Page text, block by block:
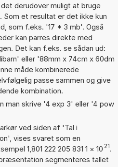
derudover muligt at bruge
Som et resultat er det ikke kun
som f.eks. '17 * 3 mb'. Også
kan parres direkte med
Det kan f.eks. se sådan ud:
eller '88mm x 74cm x 60dm
måde kombinerede
passe sammen og give
kombination.
man skrive '4 exp 3' eller '4 pow
ved siden af 'Tal i
vises svaret som en
1,801 222 205 831 1 × 10 21.
segmenteres tallet